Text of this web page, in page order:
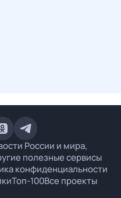
России и мира,
полезные сервисы
конфиденциальности
Топ-100Все проекты